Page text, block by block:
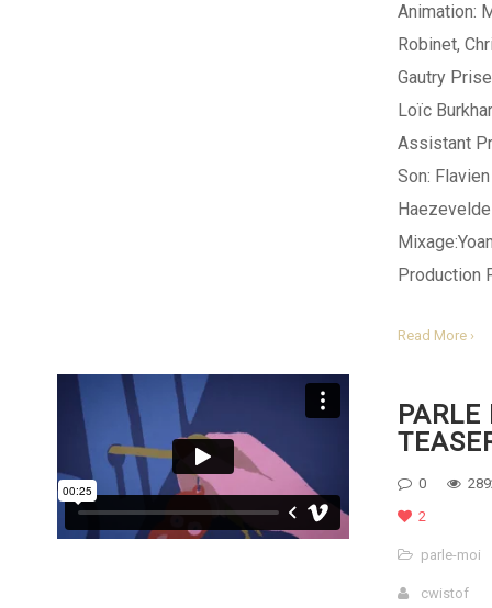
Animation:
Robinet,
Gautry
Loïc
Assistant
Son:
Haezevelde
Production
Read More ›
0
2
parle-moi
cwistof